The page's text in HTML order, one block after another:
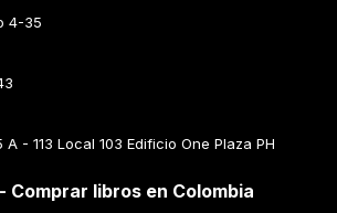
4-35
- 113 Local 103 Edificio One Plaza PH
Comprar libros en Colombia